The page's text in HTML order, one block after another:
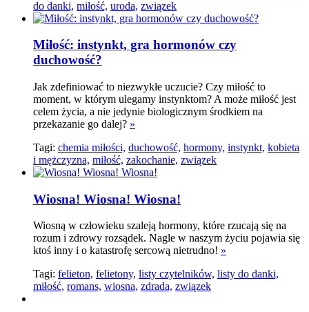
do danki, miłość, uroda, związek
Miłość: instynkt, gra hormonów czy
duchowość?
Jak zdefiniować to niezwykłe uczucie? Czy miłość to
moment, w którym ulegamy instynktom? A może miłość jest
celem życia, a nie jedynie biologicznym środkiem na
przekazanie go dalej? »
Tagi: chemia miłości, duchowość, hormony, instynkt, kobieta
i mężczyzna, miłość, zakochanie, związek
Wiosna! Wiosna! Wiosna!
Wiosną w człowieku szaleją hormony, które rzucają się na
rozum i zdrowy rozsądek. Nagle w naszym życiu pojawia się
ktoś inny i o katastrofę sercową nietrudno! »
Tagi: felieton, felietony, listy czytelników, listy do danki,
miłość, romans, wiosna, zdrada, związek